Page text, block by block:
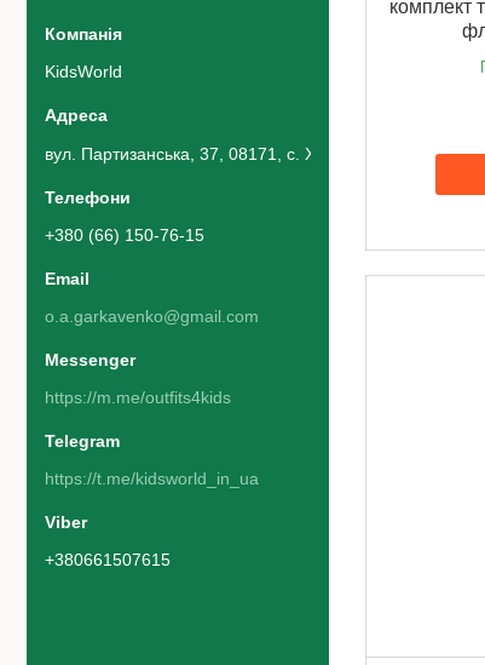
комплект
KidsWorld
вул. Партизанська, 37, 08171, с. Хотів, Україна
+380 (66) 150-76-15
o.a.garkavenko@gmail.com
https://m.me/outfits4kids
https://t.me/kidsworld_in_ua
+380661507615